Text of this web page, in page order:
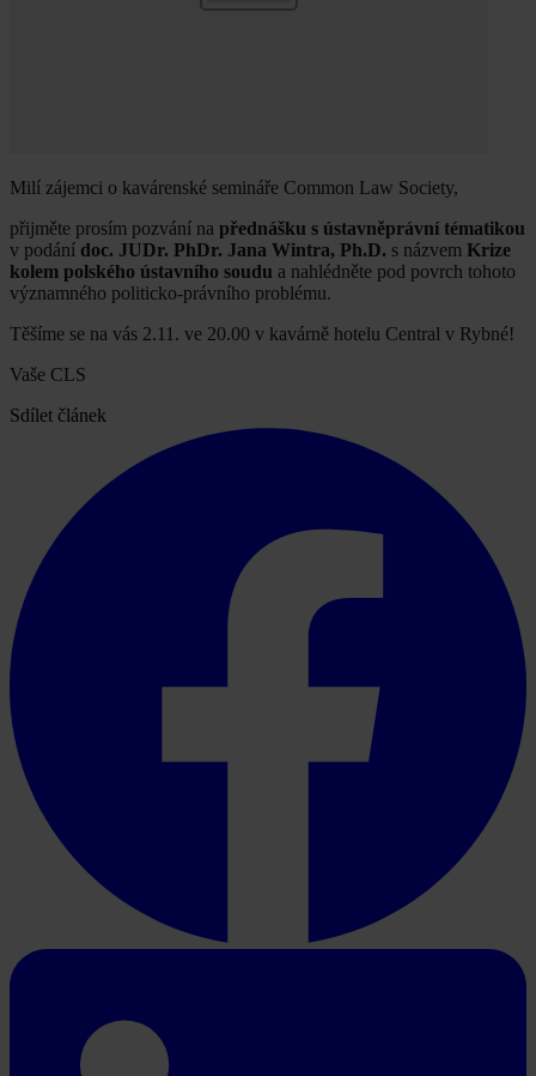
Milí zájemci o kavárenské semináře Common Law Society,
přijměte prosím pozvání na přednášku s ústavněprávní tématikou
v podání doc. JUDr. PhDr. Jana Wintra, Ph.D. s názvem Krize
kolem polského ústavního soudu a nahlédněte pod povrch tohoto
významného politicko-právního problému.
Těšíme se na vás 2.11. ve 20.00 v kavárně hotelu Central v Rybné!
Vaše CLS
Sdílet článek